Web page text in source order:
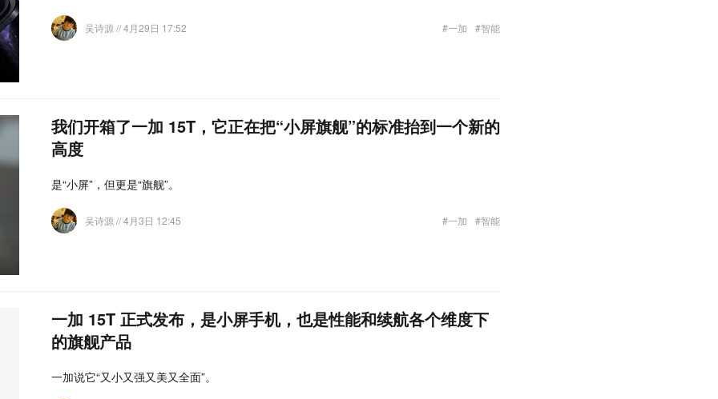
吴诗源 // 4月29日 17:52 #一加 #智能
我们开箱了一加 15T，它正在把“小屏旗舰”的标准抬到一个新的
高度
是“小屏”，但更是“旗舰”。
吴诗源 // 4月3日 12:45 #一加 #智能
一加 15T 正式发布，是小屏手机，也是性能和续航各个维度下
的旗舰产品
一加说它“又小又强又美又全面”。